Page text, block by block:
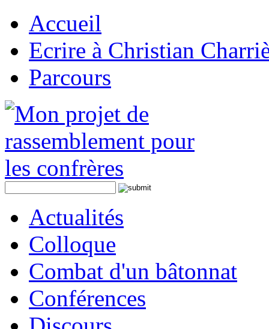
Accueil
Ecrire à Christian
Parcours
Actualités
Colloque
Combat d'un bâtonnat
Conférences